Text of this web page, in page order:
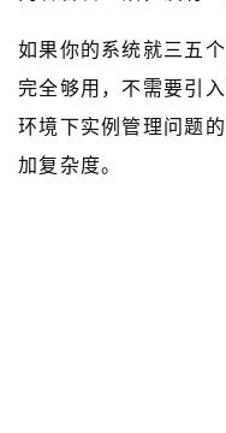
如果你的系统就三五
完全够用，不需要引
环境下实例管理问题
加复杂度。